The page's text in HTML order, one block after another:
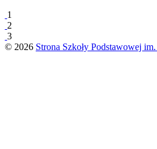
1
2
3
© 2026 Strona Szkoły Podstawowej